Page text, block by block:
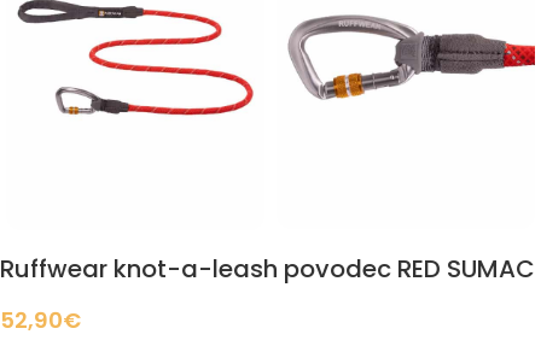
Ruffwear knot-a-leash povodec RED SUMAC
52,90€